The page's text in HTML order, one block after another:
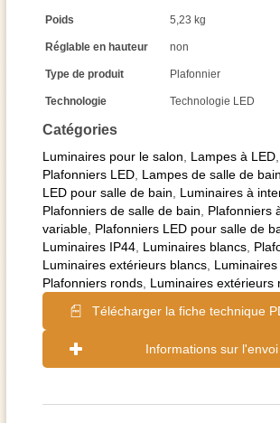
Catégories
Luminaires pour le salon Lampes à LED
Plafonniers LED Lampes de salle de bain
LED pour salle de bain
Luminaires à
Plafonniers de salle de bain
Plafonniers
variable Plafonniers LED pour salle de
Luminaires IP44 Luminaires blancs
Luminaires extérieurs blancs
Plafonniers ronds Luminaires extérieurs
Télécharger la fiche technique
Informations sur l'envoi
Poids 5,23 kg
Réglable en hauteur non
Type de produit Plafonnier
Technologie Technologie LED